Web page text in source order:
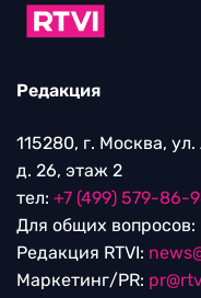
Редакция
115280, г. Москва,
д. 26, этаж 2
тел: +7 (499) 579-86-
Для общих вопросов:
Редакция RTVI:
Маркетинг/PR: